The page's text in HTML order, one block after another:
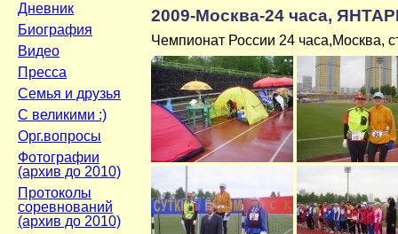
Дневник
Биография
Видео
Пресса
Семья и друзья
С великими :)
Орг.вопросы
Фотографии
(архив до 2010)
Протоколы
соревнований
(архив до 2010)
2009-Москва-24 часа,
Чемпионат России 24 часа,Москва,